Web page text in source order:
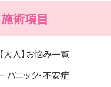
施術項目
【大人】お悩み一覧
パニック・不安症